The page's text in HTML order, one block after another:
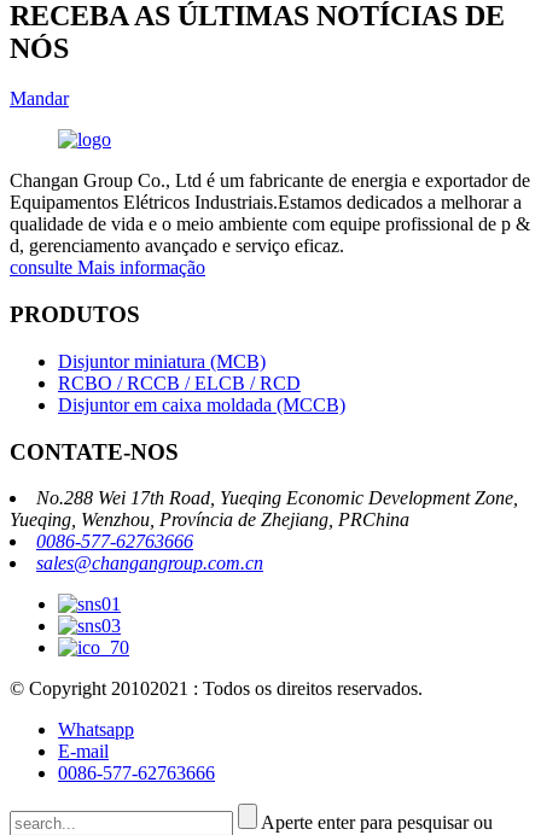
RECEBA AS ÚLTIMAS NOTÍCIAS DE
NÓS
Mandar
Changan Group Co., Ltd é um fabricante de energia e exportador de
Equipamentos Elétricos Industriais.Estamos dedicados a melhorar a
qualidade de vida e o meio ambiente com equipe profissional de p &
d, gerenciamento avançado e serviço eficaz.
consulte Mais informação
PRODUTOS
Disjuntor miniatura (MCB)
RCBO / RCCB / ELCB / RCD
Disjuntor em caixa moldada (MCCB)
CONTATE-NOS
No.288 Wei 17th Road, Yueqing Economic Development Zone,
Yueqing, Wenzhou, Província de Zhejiang, PRChina
0086-577-62763666
sales@changangroup.com.cn
© Copyright 20102021 : Todos os direitos reservados.
Whatsapp
E-mail
0086-577-62763666
Aperte enter para pesquisar ou